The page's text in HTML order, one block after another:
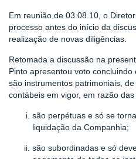
Em reunião de 03.08.10, o
processo antes do início da
realização de novas diligências.
Retomada a discussão na
Pinto apresentou voto
são instrumentos patrimoniais,
contábeis em vigor, em razão
são perpétuas e só se
liquidação da Companhia;
são subordinadas e só